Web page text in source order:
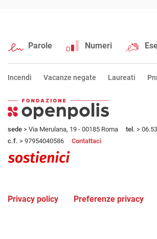
Parole Numeri
Incendi Vacanze negate Laureati
sede > Via Merulana, 19 - 00185 Roma tel. >
c.f. > 97954040586 Contattaci
Privacy policy Preferenze privacy